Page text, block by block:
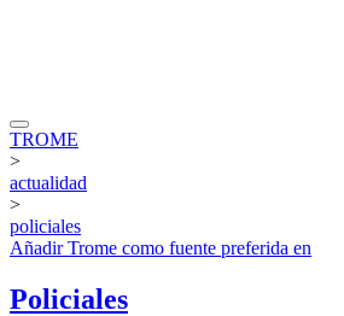
TROME
>
actualidad
>
policiales
AñadirTrome como fuente preferida en
Policiales